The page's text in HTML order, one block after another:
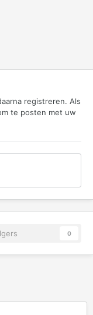
registreren. Als
te posten met uw
0